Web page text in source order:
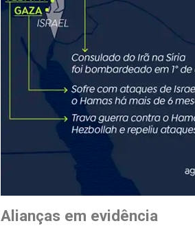
Alianças em evidência